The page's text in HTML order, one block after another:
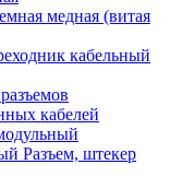
медная (витая
кабельный
кабелей
Разъем, штекер